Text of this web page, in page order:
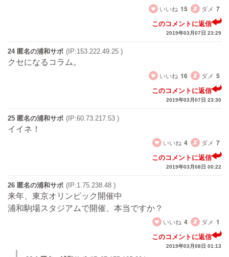
いいね 15 ダメ 7
このコメントに返信
2019年03月07日 23:29
24 匿名の浦和サポ (IP:153.222.49.25 )
クセになるコラム。
いいね 16 ダメ 5
このコメントに返信
2019年03月07日 23:30
25 匿名の浦和サポ (IP:60.73.217.53 )
イイネ！
いいね 4 ダメ 7
このコメントに返信
2019年03月08日 00:22
26 匿名の浦和サポ (IP:1.75.238.48 )
来年、東京オリンピック開催中
浦和駒場スタジアムで開催、本当ですか？
いいね 4 ダメ 1
このコメントに返信
2019年03月08日 01:13